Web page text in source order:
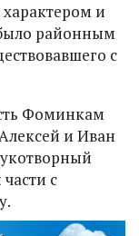
и
районным
с
Фоминкам
и Иван
с